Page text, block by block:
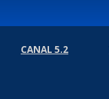
CANAL 5.2